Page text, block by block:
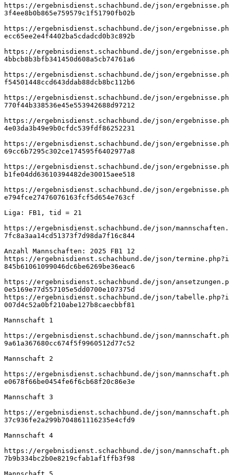
https://ergebnisdienst.schachbund.de/json/
3f4ee8b0b865e759579c1f51790fb02b
https://ergebnisdienst.schachbund.de/json/
ecc65ee2e4f4402ba5cdadcd0b3c892b
https://ergebnisdienst.schachbund.de/json/
4bbcb8b3bfb341450d608a5cb74761a6
https://ergebnisdienst.schachbund.de/json/
f54501448ccd643ddab88dcb8bc112b6
https://ergebnisdienst.schachbund.de/json/
770f44b338536e45e553942688d97212
https://ergebnisdienst.schachbund.de/json/
4e03da3b49e9b0cfdc539fdf86252231
https://ergebnisdienst.schachbund.de/json/
69cc6b7295c302ce174595f6402977a8
https://ergebnisdienst.schachbund.de/json/
b1fe04dd63610394482de30015aee518
https://ergebnisdienst.schachbund.de/json/
e794fce27476076163fcf5d654e763cf
Liga: FB1, tid = 21
https://ergebnisdienst.schachbund.de/json/
7fc8a3aa14cd51373f7d98da7f16c844
Anzahl Mannschaften: 2025 FB1 12
https://ergebnisdienst.schachbund.de/json/
845b61061099046dc6be6269be36eac6
https://ergebnisdienst.schachbund.de/json/
0e5169e77d557105e5dd0700e107375d
https://ergebnisdienst.schachbund.de/json/
007d4c52a0bf210abe127b8caecbbf81
Mannschaft 1
https://ergebnisdienst.schachbund.de/json/
9a61a367680cc674f5f9960512d77c52
Mannschaft 2
https://ergebnisdienst.schachbund.de/json/
e0678f66be0454fe6f6cb68f20c86e3e
Mannschaft 3
https://ergebnisdienst.schachbund.de/json/
37c936fe2a299b704861116235e4cfd9
Mannschaft 4
https://ergebnisdienst.schachbund.de/json/
7b9b334bc2b0e8219cfab1af1ffb3f98